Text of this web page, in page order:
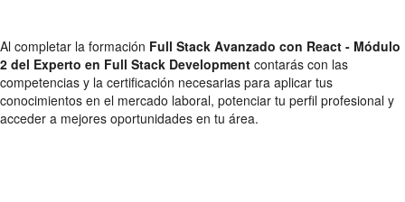
Al completar la formación Full Stack Avanzado con React - Módulo
2 del Experto en Full Stack Development contarás con las
competencias y la certificación necesarias para aplicar tus
conocimientos en el mercado laboral, potenciar tu perfil profesional y
acceder a mejores oportunidades en tu área.